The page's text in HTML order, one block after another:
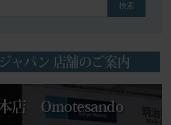
検索
ャパン 店舗のご案内
店 Omotesando